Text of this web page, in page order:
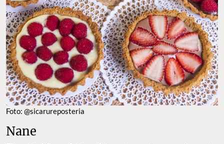
Foto: @sicarureposteria
Nane